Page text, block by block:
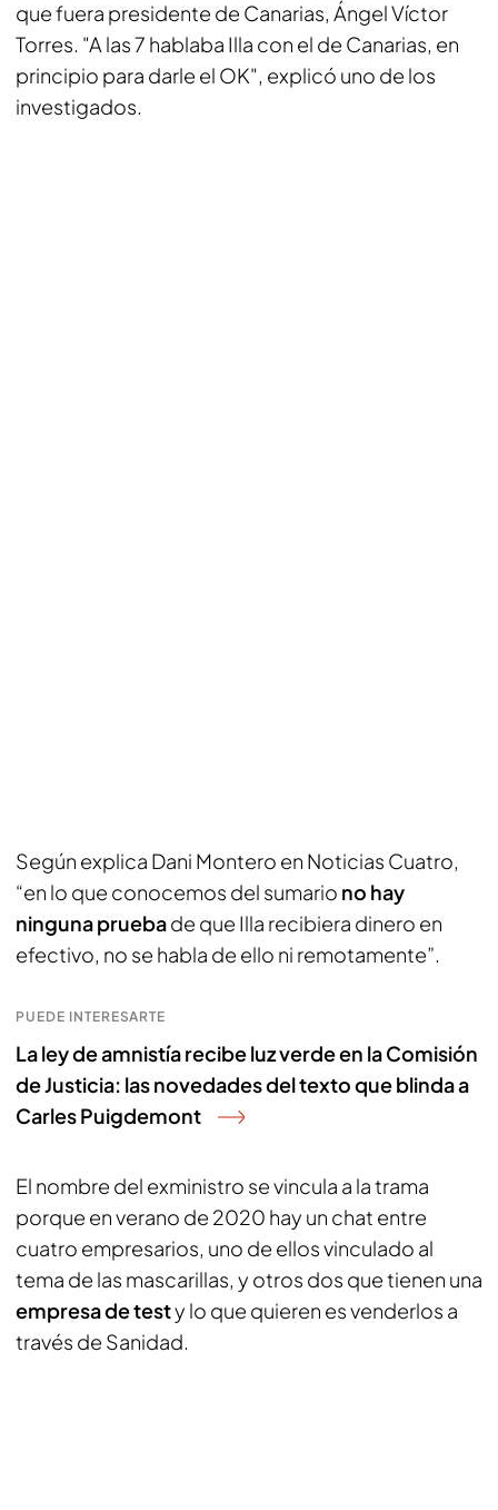
que fuera presidente de Canarias, Ángel Víctor
Torres. "A las 7 hablaba Illa con el de Canarias, en
principio para darle el OK", explicó uno de los
investigados.
Según explica Dani Montero en Noticias Cuatro,
“en lo que conocemos del sumario no hay
ninguna pruebade que Illa recibiera dinero en
efectivo, no se habla de ello ni remotamente”.
PUEDE INTERESARTE
La ley de amnistía recibe luz verde en la Comisión
de Justicia: las novedades del texto que blinda a
Carles Puigdemont
El nombre del exministro se vincula a la trama
porque en verano de 2020 hay un chat entre
cuatro empresarios, uno de ellos vinculado al
tema de las mascarillas, y otros dos que tienen una
empresa de testy lo que quieren es venderlos a
través de Sanidad.